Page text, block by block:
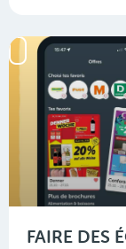
FAIRE DES